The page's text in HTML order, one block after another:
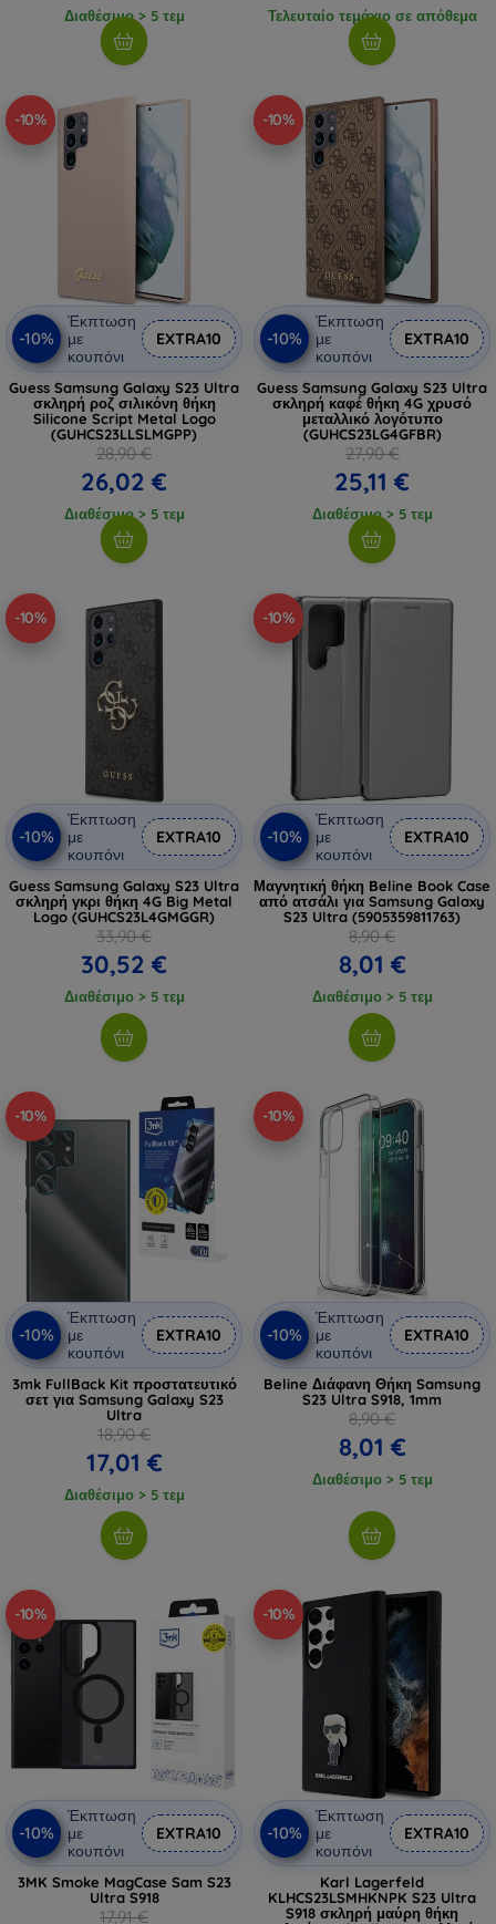
Διαθέσιμο > 5 τεμ Τελευταίο τεμάχιο σε απόθεμα
-10%
-10%
Έκπτωση
με
κουπόνι
EXTRA10
Guess Samsung Galaxy S23 Ultra
σκληρή ροζ σιλικόνη θήκη
Silicone Script Metal Logo
(GUHCS23LLSLMGPP)
28,90 €
26,02 €
Διαθέσιμο > 5 τεμ
-10%
-10%
Έκπτωση
με
κουπόνι
EXTRA10
Guess Samsung Galaxy S23 Ultra
σκληρή καφέ θήκη 4G χρυσό
μεταλλικό λογότυπο
(GUHCS23LG4GFBR)
27,90 €
25,11 €
Διαθέσιμο > 5 τεμ
-10%
-10%
Έκπτωση
με
κουπόνι
EXTRA10
Guess Samsung Galaxy S23 Ultra
σκληρή γκρι θήκη 4G Big Metal
Logo (GUHCS23L4GMGGR)
33,90 €
30,52 €
Διαθέσιμο > 5 τεμ
-10%
-10%
Έκπτωση
με
κουπόνι
EXTRA10
Μαγνητική θήκη Beline Book Case
από ατσάλι για Samsung Galaxy
S23 Ultra (5905359811763)
8,90 €
8,01 €
Διαθέσιμο > 5 τεμ
-10%
-10%
Έκπτωση
με
κουπόνι
EXTRA10
3mk FullBack Kit προστατευτικό
σετ για Samsung Galaxy S23
Ultra
18,90 €
17,01 €
Διαθέσιμο > 5 τεμ
-10%
-10%
Έκπτωση
με
κουπόνι
EXTRA10
Beline Διάφανη Θήκη Samsung
S23 Ultra S918, 1mm
8,90 €
8,01 €
Διαθέσιμο > 5 τεμ
-10%
-10%
Έκπτωση
με
κουπόνι
EXTRA10
3MK Smoke MagCase Sam S23
Ultra S918
17,91 €
-10%
-10%
Έκπτωση
με
κουπόνι
EXTRA10
Karl Lagerfeld
KLHCS23LSMHKNPK S23 Ultra
S918 σκληρή μαύρη θήκη